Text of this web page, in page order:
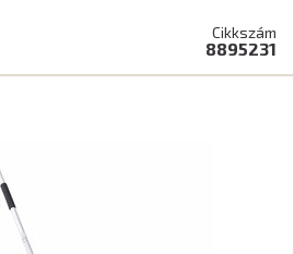
Cikkszám
8895231